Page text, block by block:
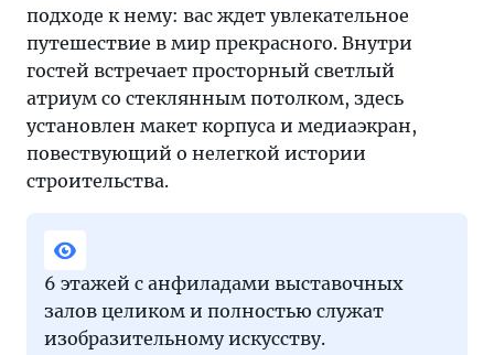
подходе к нему: вас ждет увлекательное
путешествие в мир прекрасного. Внутри
гостей встречает просторный светлый
атриум со стеклянным потолком, здесь
установлен макет корпуса и медиаэкран,
повествующий о нелегкой истории
строительства.
6 этажей с анфиладами выставочных
залов целиком и полностью служат
изобразительному искусству.